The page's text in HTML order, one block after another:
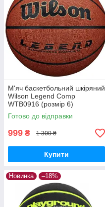
М'яч баскетбольний шкіряний
Wilson Legend Comp
WTB0916 (розмір 6)
Готово до відправки
999 ₴ 1 300 ₴
Купити
Новинка –18%